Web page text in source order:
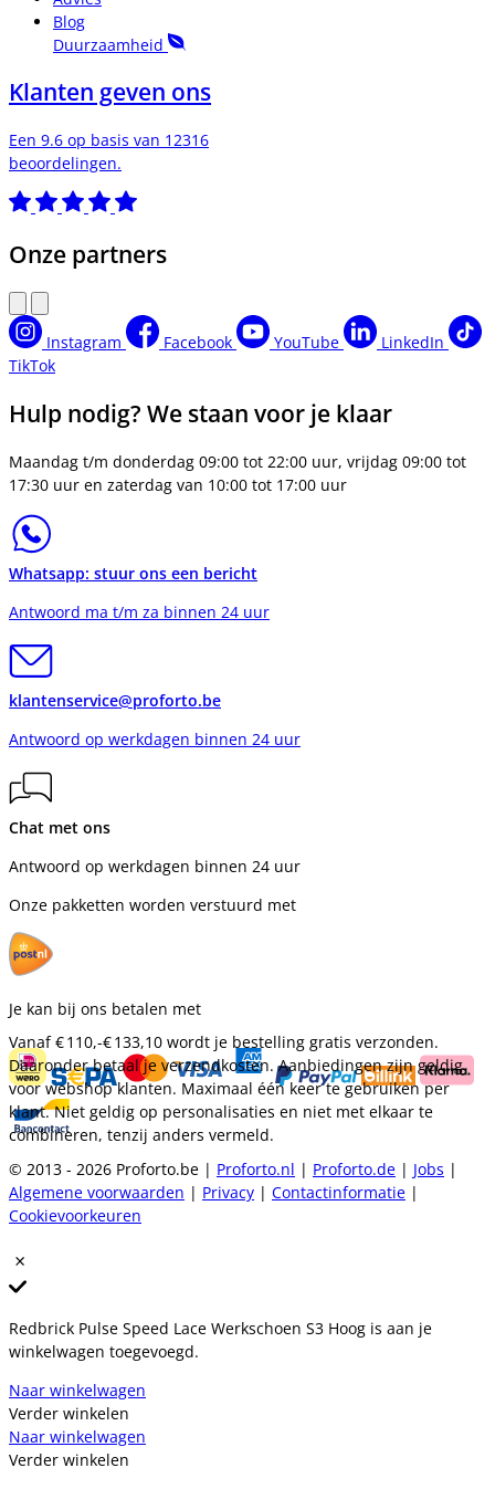
Blog
Duurzaamheid
Klanten geven ons
Een 9.6 op basis van 12316
beoordelingen.
Onze partners
Instagram Facebook YouTube
LinkedIn
TikTok
Hulp nodig? We staan voor je klaar
Maandag t/m donderdag 09:00 tot 22:00 uur, vrijdag 09:00 tot
17:30 uur en zaterdag van 10:00 tot 17:00 uur
Whatsapp: stuur ons een bericht
Antwoord ma t/m za binnen 24 uur
klantenservice@proforto.be
Antwoord op werkdagen binnen 24 uur
Chat met ons
Antwoord op werkdagen binnen 24 uur
Onze pakketten worden verstuurd met
Je kan bij ons betalen met
Vanaf€ 110,-€ 133,10 wordt je bestelling gratis verzonden.
Daaronder betaal je verzendkosten. Aanbiedingen zijn geldig
voor webshop klanten. Maximaal één keer te gebruiken per
klant. Niet geldig op personalisaties en niet met elkaar te
combineren, tenzij anders vermeld.
© 2013 - 2026 Proforto.be | Proforto.nl | Proforto.de | Jobs |
Algemene voorwaarden | Privacy | Contactinformatie |
Cookievoorkeuren
Redbrick Pulse Speed Lace Werkschoen S3 Hoog is aan je
winkelwagen toegevoegd.
Naar winkelwagen
Verder winkelen
Naar winkelwagen
Verder winkelen